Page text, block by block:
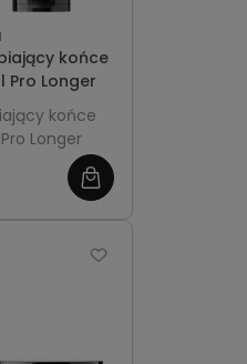
końce
Pro Longer
końce
Longer
zobacz
więcej